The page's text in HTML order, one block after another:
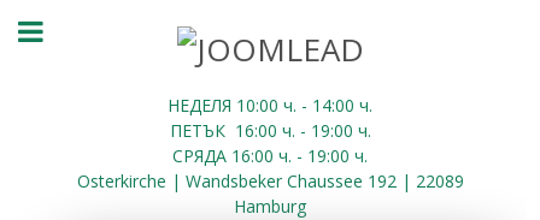
НЕДЕЛЯ 10:00 ч. - 14:00 ч.
ПЕТЪК 16:00 ч. - 19:00 ч.
СРЯДА 16:00 ч. - 19:00 ч.
Osterkirche | Wandsbeker Chaussee 192 | 22089
Hamburg